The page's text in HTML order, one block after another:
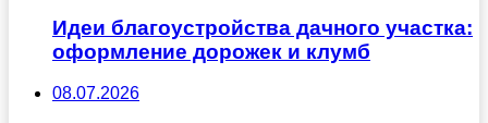
Идеи благоустройства дачного участка:
оформление дорожек и клумб
08.07.2026